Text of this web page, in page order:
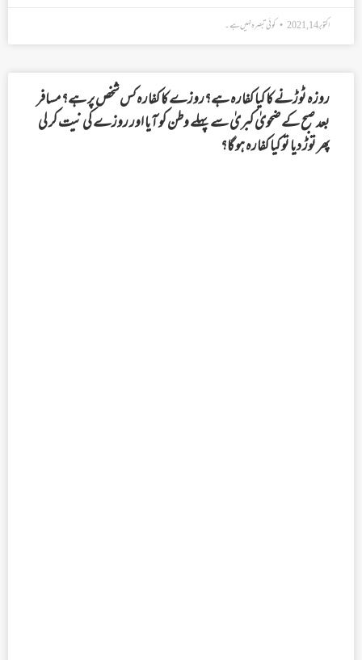
اکتوبر 14, 2021 کوئی تبصرہ نہیں ہے۔
روزہ ٹوڑنے کا کیا کفارہ ہے؟روزے کا کفارہ کس شخص پر ہے؟ مسافر
بعد صبح کے ضحویٰ کبریٰ سے پہلے وطن کو آیا اور روزے کی نیت کر لی
پھر توڑ دیا تو کیا کفارہ ہو گا؟